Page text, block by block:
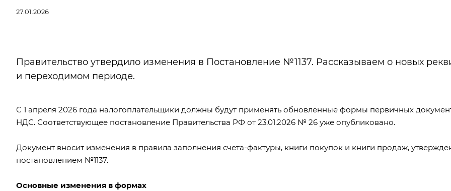
27.01.2026
Правительство утвердило изменения в Постановление №1137. Рассказываем о новых
и переходимом периоде.
С 1 апреля 2026 года налогоплательщики должны будут применять обновленные формы первичных
НДС. Соответствующее постановление Правительства РФ от 23.01.2026 № 26 уже опубликовано.
Документ вносит изменения в правила заполнения счета-фактуры, книги покупок и книги продаж,
постановлением №1137.
Основные изменения в формах